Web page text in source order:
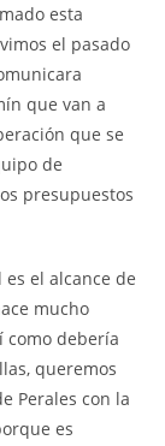
esta
el pasado
que van a
que se
de
presupuestos
el alcance de
mucho
como debería
queremos
Perales con la
es